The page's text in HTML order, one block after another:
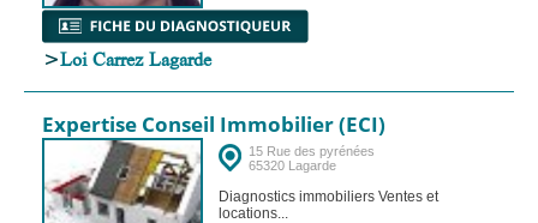
>Loi Carrez Lagarde
Expertise Conseil Immobilier (ECI)
15 Rue des pyrénées
65320 Lagarde
Diagnostics immobiliers Ventes et
locations...